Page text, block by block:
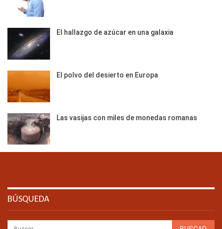
El hallazgo de azúcar en una galaxia
El polvo del desierto en Europa
Las vasijas con miles de monedas romanas
BÚSQUEDA